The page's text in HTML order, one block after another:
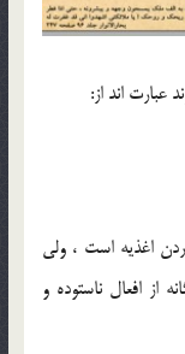
اند از:
اغذیه است ، ولى
افعال ناستوده و